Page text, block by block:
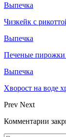
Выпечка
Чизкейк с
Выпечка
Печеные пирожки
Выпечка
Хворост на воде
Prev Next
Комментарии